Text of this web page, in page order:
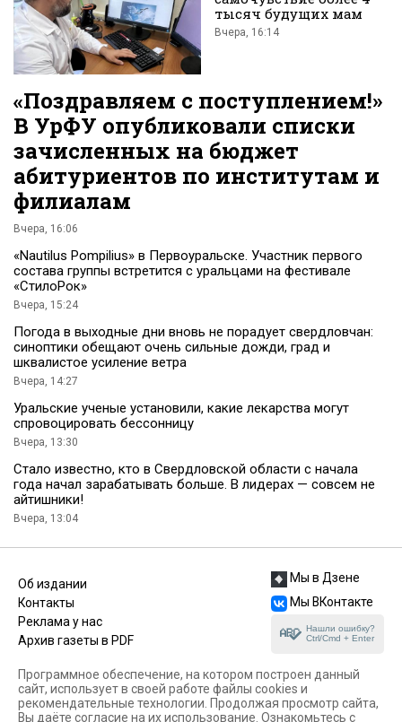
тысяч будущих мам
Вчера, 16:14
«Поздравляем с поступлением!»
В УрФУ опубликовали списки
зачисленных на бюджет
абитуриентов по институтам и
филиалам
Вчера, 16:06
«Nautilus Pompilius» в Первоуральске. Участник первого
состава группы встретится с уральцами на фестивале
«СтилоРок»
Вчера, 15:24
Погода в выходные дни вновь не порадует свердловчан:
синоптики обещают очень сильные дожди, град и
шквалистое усиление ветра
Вчера, 14:27
Уральские ученые установили, какие лекарства могут
спровоцировать бессонницу
Вчера, 13:30
Стало известно, кто в Свердловской области с начала
года начал зарабатывать больше. В лидерах — совсем не
айтишники!
Вчера, 13:04
Об издании
Контакты
Реклама у нас
Архив газеты в PDF
Мы в Дзене
Мы ВКонтакте
Нашли ошибку?
Ctrl/Cmd + Enter
Программное обеспечение, на котором построен данный
сайт, использует в своей работе файлы cookies и
рекомендательные технологии. Продолжая просмотр сайта,
Вы даёте согласие на их использование. Ознакомьтесь с